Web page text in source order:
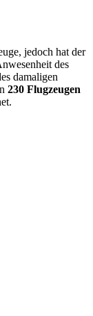
jedoch hat der
des
damaligen
230 Flugzeugen